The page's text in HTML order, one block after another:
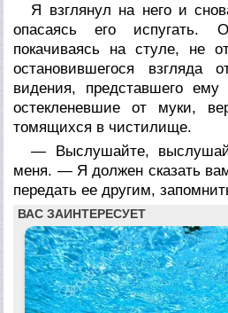
Я взглянул на него и
опасаясь его испугать.
покачиваясь на стуле, не
остановившегося взгляда
видения, представшего ему
остекленевшие от муки,
томящихся в чистилище.
— Выслушайте,
меня. — Я должен сказать
передать ее другим,